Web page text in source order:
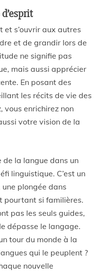
et s’ouvrir aux autres
et de grandir lors de
ne signifie pas
mais aussi apprécier
En posant des
les récits de vie des
vous enrichirez non
votre vision de la
de la langue dans un
linguistique. C’est un
plongée dans
pourtant si familières.
pas les seuls guides,
dépasse le langage.
tour du monde à la
qui le peuplent ?
nouvelle